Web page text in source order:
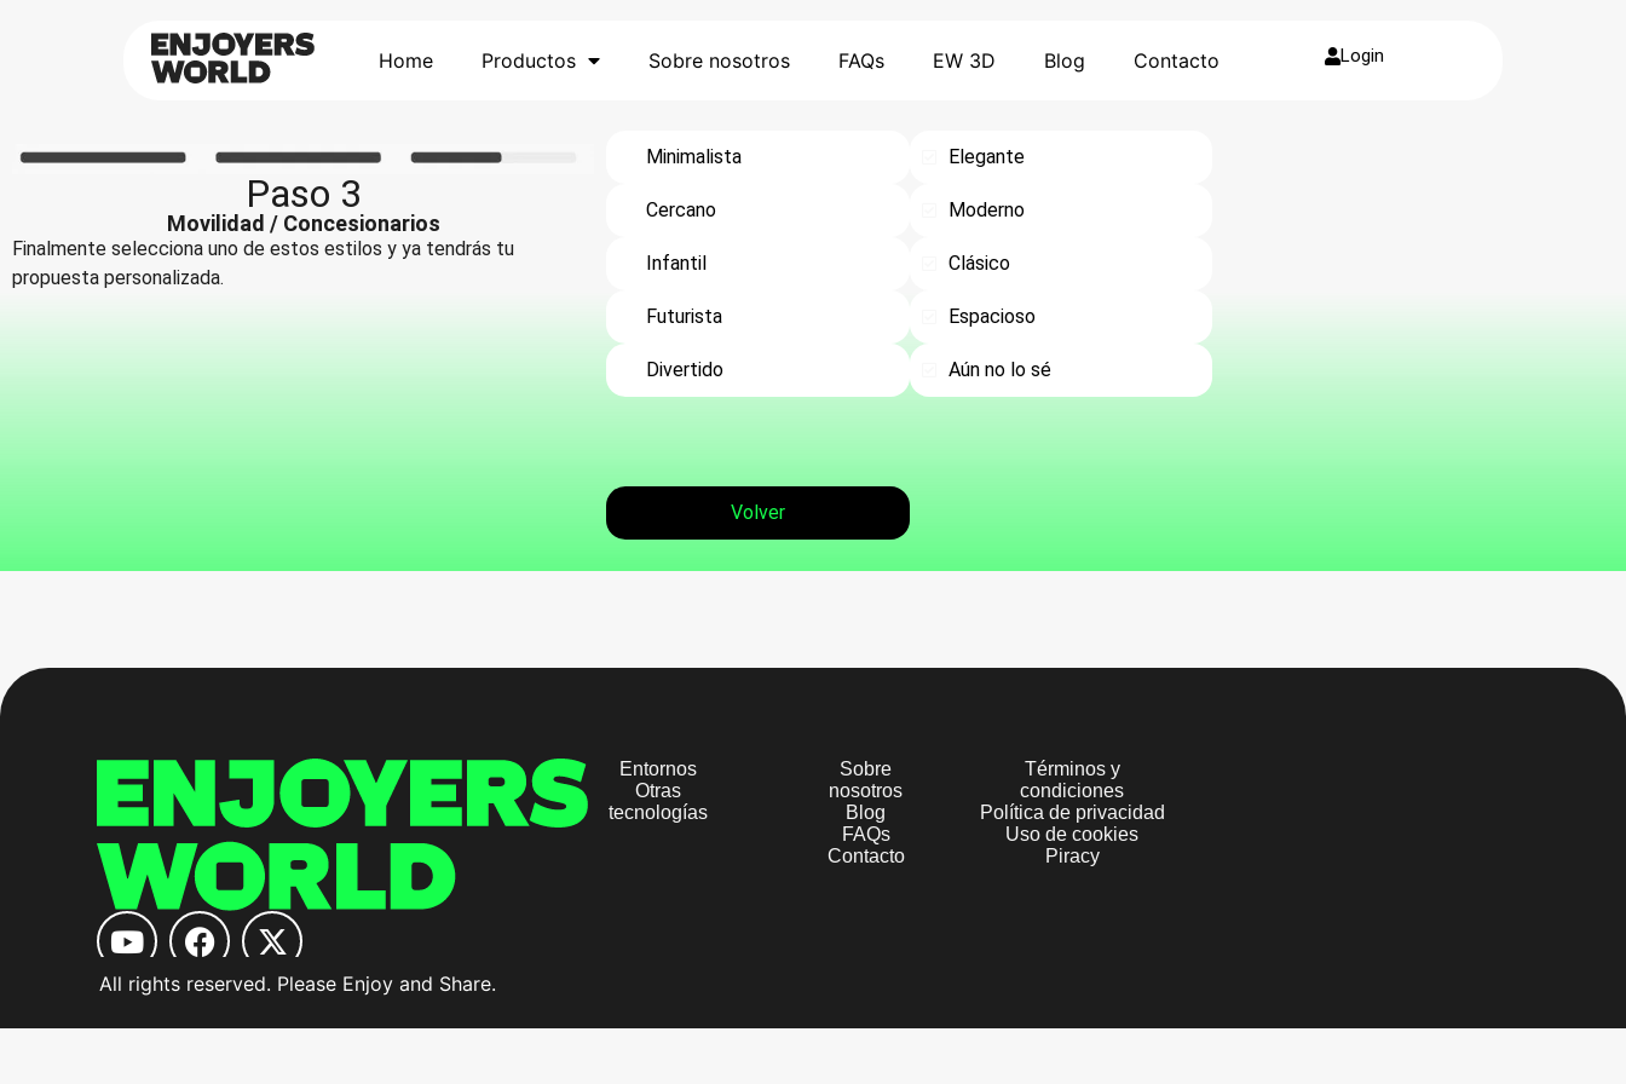
Home Productos Sobre nosotros FAQs EW 3D Blog Contacto Login
Paso 3
Movilidad / Concesionarios
Finalmente selecciona uno de estos estilos y ya tendrás tu
propuesta personalizada.
Minimalista
Cercano
Infantil
Futurista
Divertido
Volver
Elegante
Moderno
Clásico
Espacioso
Aún no lo sé
Entornos
Otras
tecnologías
Sobre
nosotros
Blog
FAQs
Contacto
Términos y
condiciones
Política de privacidad
Uso de cookies
Piracy
All rights reserved. Please Enjoy and Share.